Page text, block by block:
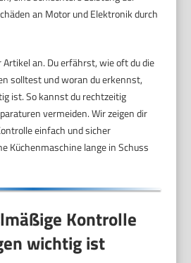
an Motor und Elektronik durch
an. Du erfährst, wie oft du die
solltest und woran du erkennst,
ist. So kannst du rechtzeitig
vermeiden. Wir zeigen dir
einfach und sicher
Küchenmaschine lange in Schuss
Kontrolle
wichtig ist